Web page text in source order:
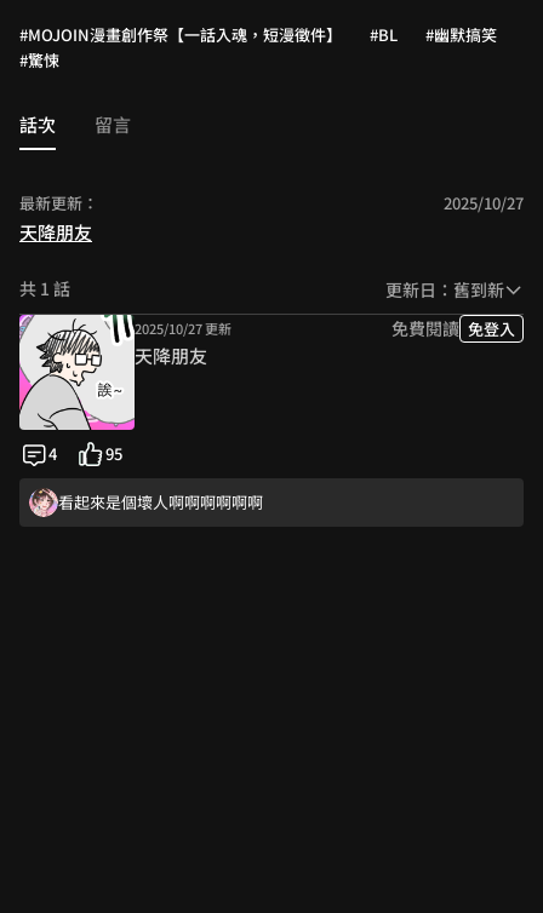
6
9
6
9
6
9
#MOJOIN漫畫創作祭【一話入魂，短漫徵件】 #BL
#幽默搞笑
#驚悚
話次 留言
最新更新： 2025/10/27
天降朋友
共 1 話 更新日：舊到新
2025/10/27 更新 免費閱讀 免登入
天降朋友
4 95
看起來是個壞人啊啊啊啊啊啊